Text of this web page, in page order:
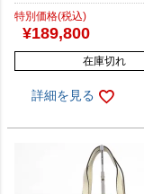
特別価格(税込)
¥189,800
在庫切れ
詳細を見る